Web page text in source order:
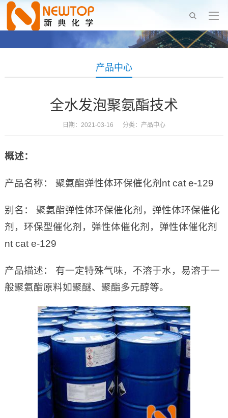
产品中心
全水发泡聚氨酯技术
日期：2021-03-16 分类： 产品中心
概述：
产品名称： 聚氨酯弹性体环保催化剂nt cat e-129
别名： 聚氨酯弹性体环保催化剂，弹性体环保催化
剂，环保型催化剂，弹性体催化剂，弹性体催化剂
nt cat e-129
产品描述： 有一定特殊气味，不溶于水，易溶于一
般聚氨酯原料如聚醚、聚酯多元醇等。